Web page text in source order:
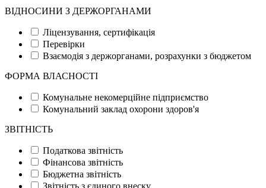
ВІДНОСИНИ З ДЕРЖОРГАНАМИ
Ліцензування, сертифікація
Перевірки
Взаємодія з держорганами, розрахунки з бюджетом
ФОРМА ВЛАСНОСТІ
Комунальне некомерційне підприємство
Комунальний заклад охорони здоров'я
ЗВІТНІСТЬ
Податкова звітність
Фінансова звітність
Бюджетна звітність
Звітність з єдиного внеску